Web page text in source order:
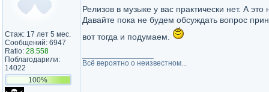
Стаж: 17 лет 5 мес.
Сообщений: 6947
Ratio: 28.558
Поблагодарили:
14022
100%
Релизов в музыке у вас практически нет. А
Давайте пока не будем обсуждать вопрос
вот тогда и подумаем.
Всё вероятно о неизвестном...